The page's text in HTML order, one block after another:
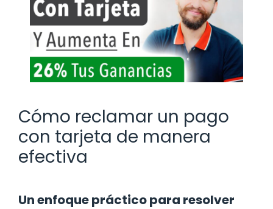
Cómo reclamar un pago
con tarjeta de manera
efectiva
Un enfoque práctico para resolver